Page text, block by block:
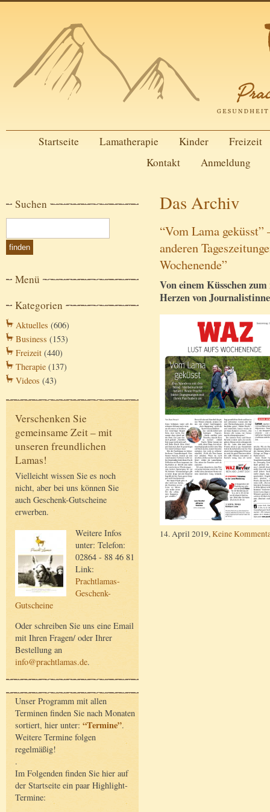
Startseite Lamatherapie Kinder
Freizeit
Kontakt
Anmeldung
Suchen
Menü
Kategorien
Aktuelles (606)
Business (153)
Freizeit (440)
Therapie (137)
Videos (43)
Verschenken Sie
gemeinsame Zeit – mit
unseren freundlichen
Lamas!
Vielleicht wissen Sie es noch
nicht, aber bei uns können Sie
auch Geschenk-Gutscheine
erwerben.
Weitere Infos
unter: Telefon:
02864 - 88 46 81
Link:
Prachtlamas-
Geschenk-
Gutscheine
Oder schreiben Sie uns eine Email
mit Ihren Fragen/ oder Ihrer
Bestellung an
info@prachtlamas.de.
Unser Programm mit allen
Terminen finden Sie nach Monaten
sortiert, hier unter: “Termine”.
Weitere Termine folgen
regelmäßig!
.
Im Folgenden finden Sie hier auf
der Startseite ein paar Highlight-
Termine:
Das Archiv
“Vom Lama
anderen
Wochenende”
Von einem Küsschen
Herzen von
14. April 2019,Keine